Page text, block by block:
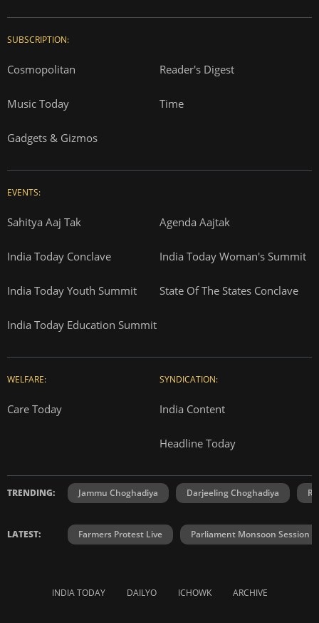
SUBSCRIPTION:
Cosmopolitan Reader's Digest
Music Today Time
Gadgets & Gizmos
EVENTS:
Sahitya Aaj Tak Agenda Aajtak
India Today Conclave India Today Woman's Summit
India Today Youth Summit State Of The States Conclave
India Today Education Summit
WELFARE:
Care Today
SYNDICATION:
India Content
Headline Today
TRENDING: Jammu Choghadiya Darjeeling Choghadiya
LATEST: Farmers Protest Live Parliament Monsoon Session
INDIA TODAY DAILYO ICHOWK ARCHIVE